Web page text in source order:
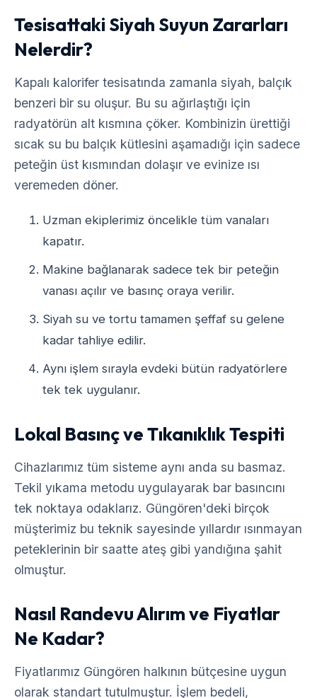
Tesisattaki Siyah Suyun Zararları
Nelerdir?
Kapalı kalorifer tesisatında zamanla siyah, balçık
benzeri bir su oluşur. Bu su ağırlaştığı için
radyatörün alt kısmına çöker. Kombinizin ürettiği
sıcak su bu balçık kütlesini aşamadığı için sadece
peteğin üst kısmından dolaşır ve evinize ısı
veremeden döner.
Uzman ekiplerimiz öncelikle tüm vanaları
kapatır.
Makine bağlanarak sadece tek bir peteğin
vanası açılır ve basınç oraya verilir.
Siyah su ve tortu tamamen şeffaf su gelene
kadar tahliye edilir.
Aynı işlem sırayla evdeki bütün radyatörlere
tek tek uygulanır.
Lokal Basınç ve Tıkanıklık Tespiti
Cihazlarımız tüm sisteme aynı anda su basmaz.
Tekil yıkama metodu uygulayarak bar basıncını
tek noktaya odaklarız. Güngören'deki birçok
müşterimiz bu teknik sayesinde yıllardır ısınmayan
peteklerinin bir saatte ateş gibi yandığına şahit
olmuştur.
Nasıl Randevu Alırım ve Fiyatlar
Ne Kadar?
Fiyatlarımız Güngören halkının bütçesine uygun
olarak standart tutulmuştur. İşlem bedeli,